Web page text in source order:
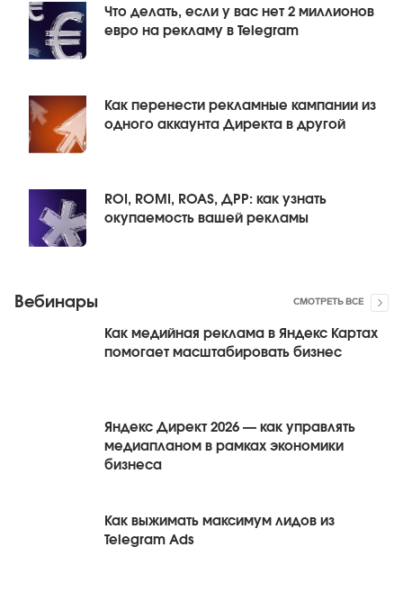
Что делать, если у вас нет 2 миллионов
евро на рекламу в Telegram
Как перенести рекламные кампании из
одного аккаунта Директа в другой
ROI, ROMI, ROAS, ДРР: как узнать
окупаемость вашей рекламы
Вебинары СМОТРЕТЬ ВСЕ
Как медийная реклама в Яндекс Картах
помогает масштабировать бизнес
Яндекс Директ 2026 — как управлять
медиапланом в рамках экономики
бизнеса
Как выжимать максимум лидов из
Telegram Ads